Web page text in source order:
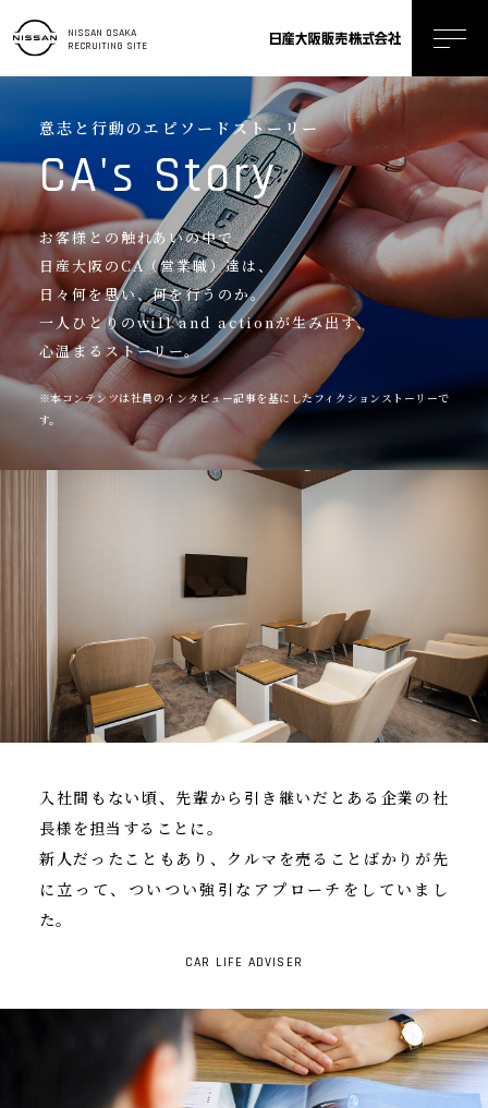
NISSAN OSAKA
RECRUITING SITE
意志と行動のエピソードストーリー
CA's Story
お客様との触れあいの中で
日産大阪のCA（営業職）達は、
日々何を思い、何を行うのか。
一人ひとりのwill and actionが生み出す、
心温まるストーリー。
※本コンテンツは社員のインタビュー記事を基にしたフィクションストーリーで
す。
入社間もない頃、先輩から引き継いだとある企業の社
長様を担当することに。
新人だったこともあり、クルマを売ることばかりが先
に立って、ついつい強引なアプローチをしていまし
た。
CAR LIFE ADVISER